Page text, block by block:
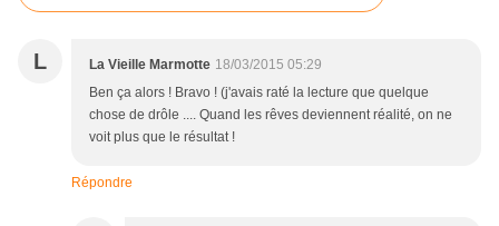
L La Vieille Marmotte 18/03/2015 05:29
Ben ça alors ! Bravo ! (j'avais raté la lecture que quelque
chose de drôle .... Quand les rêves deviennent réalité, on ne
voit plus que le résultat !
Répondre